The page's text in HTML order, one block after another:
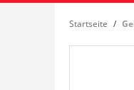
Startseite